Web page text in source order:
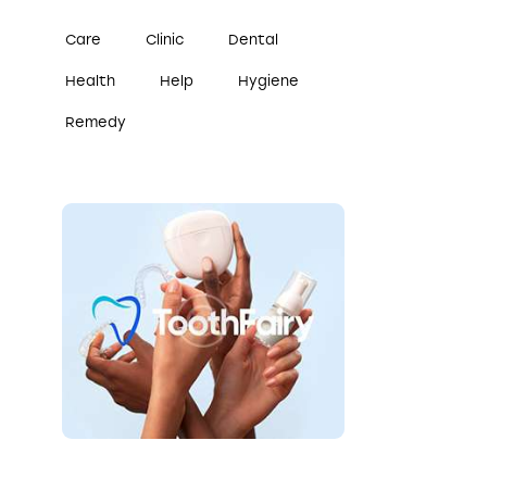
Care Clinic Dental
Health Help Hygiene
Remedy